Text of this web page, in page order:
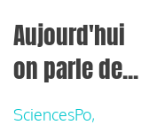
Aujourd'hui
on parle de...
SciencesPo,